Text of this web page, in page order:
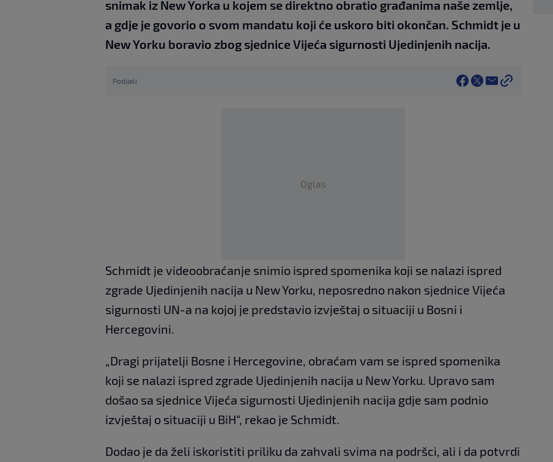
snimak iz New Yorka u kojem se direktno obratio građanima naše zemlje,
a gdje je govorio o svom mandatu koji će uskoro biti okončan. Schmidt je u
New Yorku boravio zbog sjednice Vijeća sigurnosti Ujedinjenih nacija.
Podijeli
Oglas
Schmidt je videoobraćanje snimio ispred spomenika koji se nalazi ispred
zgrade Ujedinjenih nacija u New Yorku, neposredno nakon sjednice Vijeća
sigurnosti UN-a na kojoj je predstavio izvještaj o situaciji u Bosni i
Hercegovini.
„Dragi prijatelji Bosne i Hercegovine, obraćam vam se ispred spomenika
koji se nalazi ispred zgrade Ujedinjenih nacija u New Yorku. Upravo sam
došao sa sjednice Vijeća sigurnosti Ujedinjenih nacija gdje sam podnio
izvještaj o situaciji u BiH“, rekao je Schmidt.
Dodao je da želi iskoristiti priliku da zahvali svima na podršci, ali i da potvrdi